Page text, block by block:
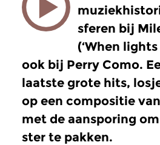
sferen bij
(‘When
ook bij Perry Como.
laatste grote hits,
op een compositie
met de aansporing
ster te pakken.